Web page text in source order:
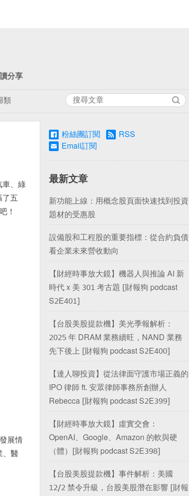
分享
類
車、綠
了五
！
展情
、醫
粉絲團訂閱
RSS
Email訂閱
最新文章
新功能上線：用概念股頁面快速找到投資
題材的受惠股
設備股和工程股的重要指標：從合約負債
看企業未來營收動向
【財經時事放大鏡】機器人與推論 AI 新
時代 x 美 301 考古題 [財報狗 podcast
S2E401]
【台股美股提款機】美光季報解析：
2025 年 DRAM 業務續旺，NAND 業務
先下後上 [財報狗 podcast S2E400]
【達人聊投資】從法律面守護市場正義的
IPO 律師 ft. 安眾律師事務所創辦人
Rebecca [財報狗 podcast S2E399]
【財經時事放大鏡】虛實交會：
OpenAI、Google、Amazon 的軟與硬
（體）[財報狗 podcast S2E398]
【台股美股提款機】事件解析：美國
12/2 禁令升級，台股美股潛在影響 [財報